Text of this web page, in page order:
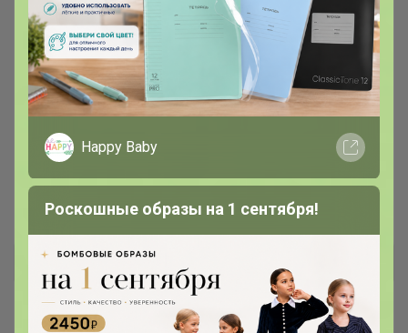
Открываем двери в лето вместе с
КАРАМЕЛЛИ!
- Качественная детская одежда напрямую от
производителя
- Широкий размерный ряд от 80 до 164 см
- Прошлые коллекции со скидками до -60%
Светла@я
Happy Baby
Роскошные образы на 1 сентября!